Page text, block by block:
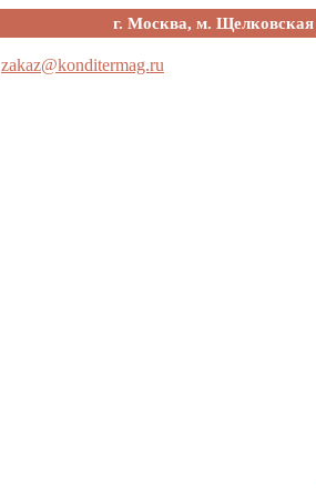
г. Москва, м.
zakaz@konditermag.ru